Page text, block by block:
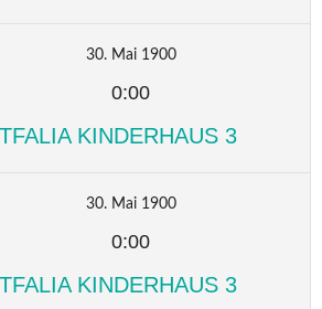
30. Mai 1900
0:00
KINDERHAUS 3
30. Mai 1900
0:00
KINDERHAUS 3